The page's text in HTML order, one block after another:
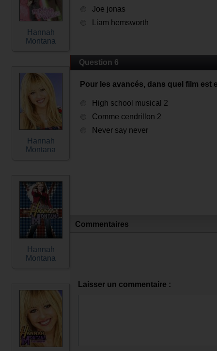
Hannah
Montana
Hannah
Montana
Hannah
Montana
Joe jonas
Liam hemsworth
Question 6
Pour les avancés, dans quel film est
High school musical 2
Comme cendrillon 2
Never say never
Commentaires
Laisser un commentaire :